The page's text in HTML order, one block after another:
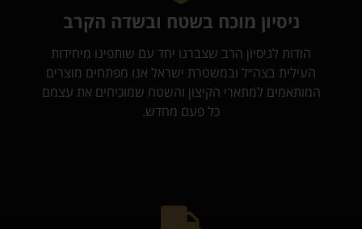
ניסיון מוכח בשטח ובשדה הקרב
הודות לניסיון הרב שצברנו יחד עם שותפינו מיחידות
העילית בצה״ל ובמשטרת ישראל אנו מפתחים מוצרים
המותאמים למתארי הקיצון והשטח שמוכיחים את עצמם
כל פעם מחדש.